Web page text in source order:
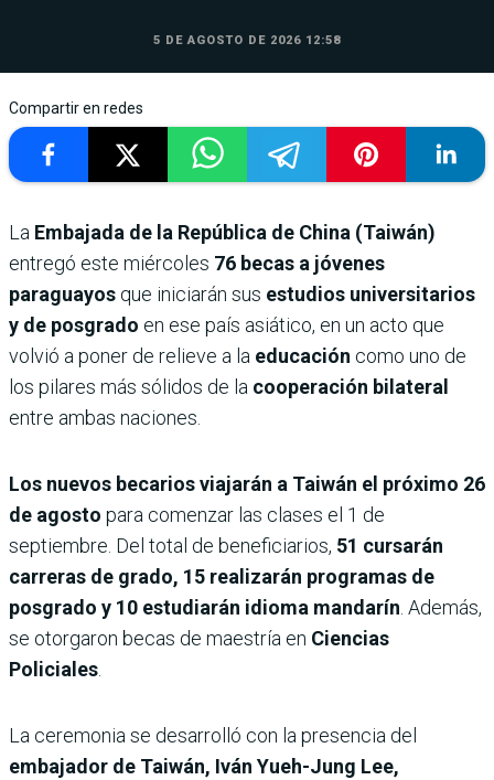
5 DE AGOSTO DE 2026 12:58
Compartir en redes
La Embajada de la República de China (Taiwán)
entregó este miércoles 76 becas a jóvenes
paraguayos que iniciarán sus estudios universitarios
y de posgrado en ese país asiático, en un acto que
volvió a poner de relieve a la educación como uno de
los pilares más sólidos de la cooperación bilateral
entre ambas naciones.
Los nuevos becarios viajarán a Taiwán el próximo 26
de agosto para comenzar las clases el 1 de
septiembre. Del total de beneficiarios, 51 cursarán
carreras de grado, 15 realizarán programas de
posgrado y 10 estudiarán idioma mandarín. Además,
se otorgaron becas de maestría en Ciencias
Policiales.
La ceremonia se desarrolló con la presencia del
embajador de Taiwán, Iván Yueh-Jung Lee,